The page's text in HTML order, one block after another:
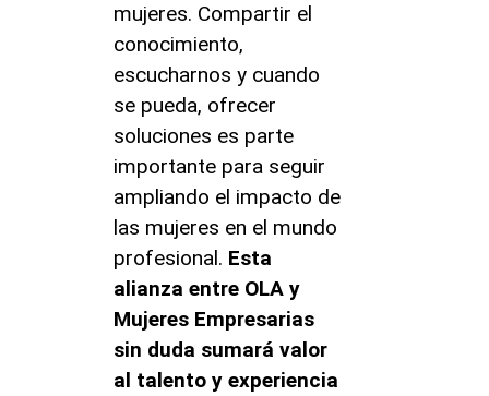
mujeres. Compartir el
conocimiento,
escucharnos y cuando
se pueda, ofrecer
soluciones es parte
importante para seguir
ampliando el impacto de
las mujeres en el mundo
profesional. Esta
alianza entre OLA y
Mujeres Empresarias
sin duda sumará valor
al talento y experiencia